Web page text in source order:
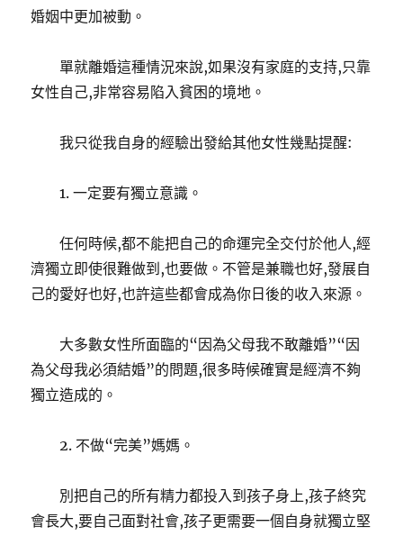
婚姻中更加被動。
單就離婚這種情況來說,如果沒有家庭的支持,只靠
女性自己,非常容易陷入貧困的境地。
我只從我自身的經驗出發給其他女性幾點提醒:
1. 一定要有獨立意識。
任何時候,都不能把自己的命運完全交付於他人,經
濟獨立即使很難做到,也要做。不管是兼職也好,發展自
己的愛好也好,也許這些都會成為你日後的收入來源。
大多數女性所面臨的“因為父母我不敢離婚”“因
為父母我必須結婚”的問題,很多時候確實是經濟不夠
獨立造成的。
2. 不做“完美”媽媽。
別把自己的所有精力都投入到孩子身上,孩子終究
會長大,要自己面對社會,孩子更需要一個自身就獨立堅